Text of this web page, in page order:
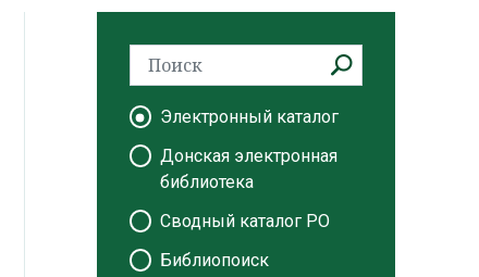
Электронный каталог
Донская электронная
библиотека
Сводный каталог РО
Библиопоиск